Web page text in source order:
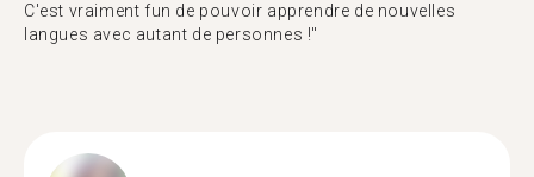
C'est vraiment fun de pouvoir apprendre de nouvelles
langues avec autant de personnes !"